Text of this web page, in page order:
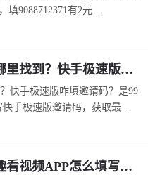
填9088712371有2元...
快手极速版的别人邀请码在哪里找到？快手极速版咋填邀请码？
快手极速版咋填邀请码？是99
快手极速版邀请码，获取最...
趣看视频邀请码怎么获得？趣看视频APP怎么填写邀请码？